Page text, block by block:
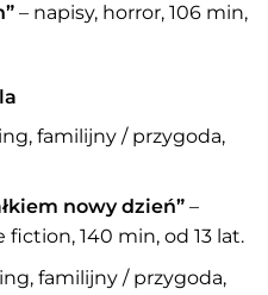
– napisy, horror, 106 min,
familijny / przygoda,
nowy dzień”–
140 min, od 13 lat.
familijny / przygoda,